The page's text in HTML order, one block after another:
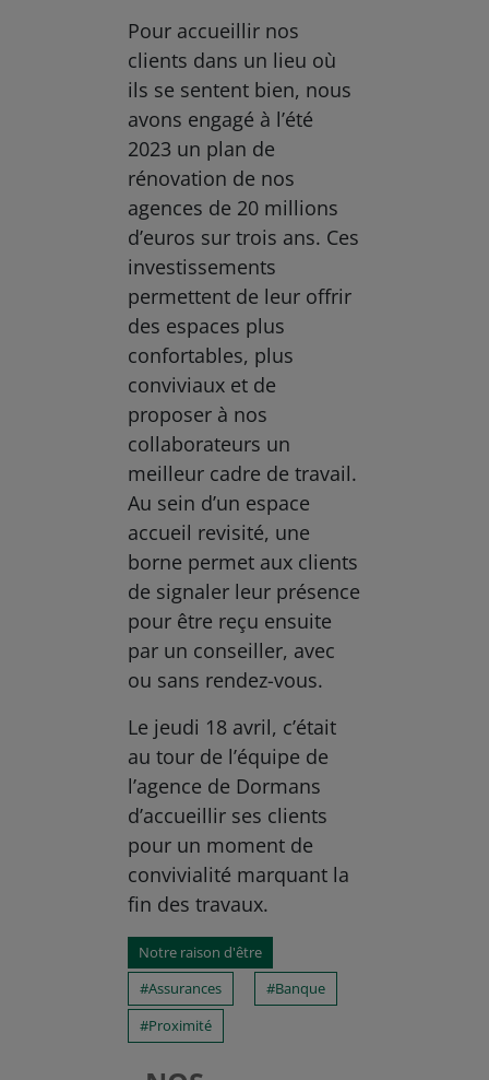
Pour accueillir nos
clients dans un lieu où
ils se sentent bien, nous
avons engagé à l’été
2023 un plan de
rénovation de nos
agences de 20 millions
d’euros sur trois ans. Ces
investissements
permettent de leur offrir
des espaces plus
confortables, plus
conviviaux et de
proposer à nos
collaborateurs un
meilleur cadre de travail.
Au sein d’un espace
accueil revisité, une
borne permet aux clients
de signaler leur présence
pour être reçu ensuite
par un conseiller, avec
ou sans rendez-vous.
Le jeudi 18 avril, c’était
au tour de l’équipe de
l’agence de Dormans
d’accueillir ses clients
pour un moment de
convivialité marquant la
fin des travaux.
Notre raison d'être
Assurances
Banque
Proximité